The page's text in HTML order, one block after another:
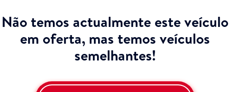
Não temos actualmente este veículo
em oferta, mas temos veículos
semelhantes!